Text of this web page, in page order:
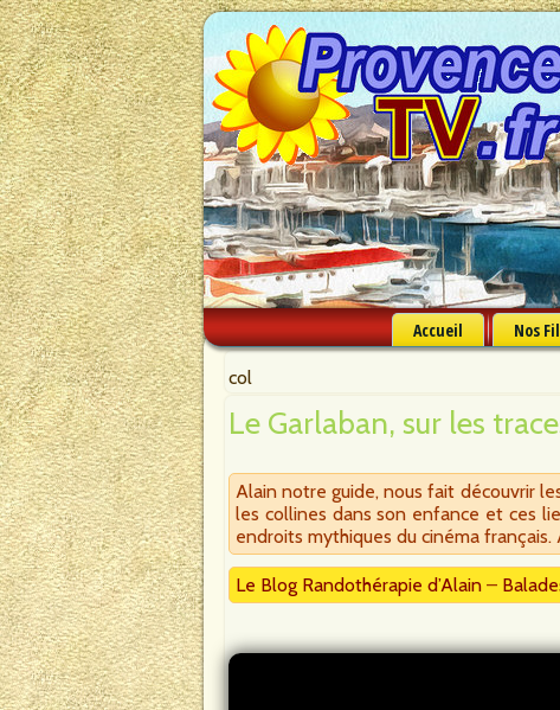
Accueil Nos
col
Le Garlaban, sur les
Alain notre guide, nous fait découvrir
les collines dans son enfance et ces
endroits mythiques du cinéma
Le Blog Randothérapie d’Alain –